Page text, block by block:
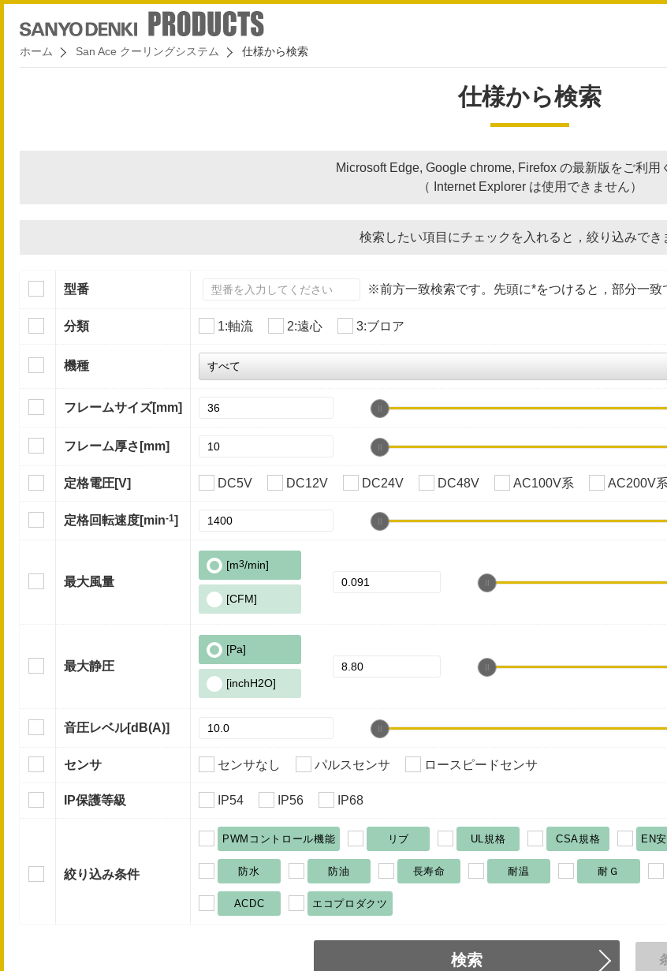
ホーム San Ace クーリングシステム 仕様から検索
仕様から検索
Microsoft Edge, Google chrome, Firefox の最新版をご利用
（ Internet Explorer は使用できません）
検索したい項目にチェックを入れると， 絞り込みでき
型番 ※前方一致検索です。先頭に*をつけると，部分一致
分類 1:軸流 2:遠心 3:ブロア
機種
フレームサイズ[mm]
フレーム厚さ [mm]
定格電圧[V] DC5V DC12V DC24V DC48V AC100V系 AC200V系
定格回転速度[min-1]
最大風量
[m3/min]
[CFM]
最大静圧
[Pa]
[inchH2O]
音圧レベル[dB(A)]
センサ センサなし パルスセンサ ロースピードセンサ
IP保護等級 IP54 IP56 IP68
絞り込み条件
PWMコントロール機能 リブ UL規格 CSA規格 EN
防水 防油 長寿命 耐温 耐Ｇ
ACDC エコプロダクツ
検索